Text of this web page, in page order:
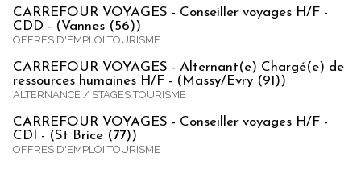
CARREFOUR VOYAGES - Conseiller voyages H/F -
CDD - (Vannes (56))
OFFRES D'EMPLOI TOURISME
CARREFOUR VOYAGES - Alternant(e) Chargé(e) de
ressources humaines H/F - (Massy/Evry (91))
ALTERNANCE / STAGES TOURISME
CARREFOUR VOYAGES - Conseiller voyages H/F -
CDI - (St Brice (77))
OFFRES D'EMPLOI TOURISME